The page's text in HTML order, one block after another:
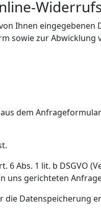
Ihnen eingegebenen
sowie zur
dem
6 Abs. 1 lit. b DSGVO
uns gerichteten
Datenspeicherung